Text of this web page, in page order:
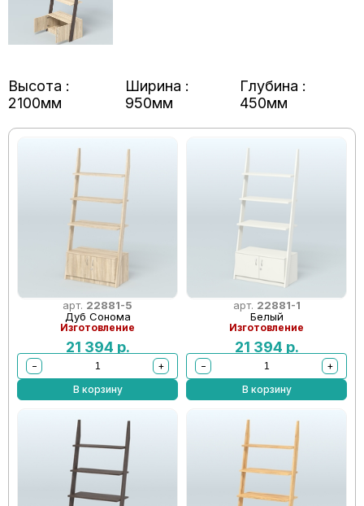
Высота :
2100мм
Ширина :
950мм
Глубина :
450мм
арт. 22881-5
Дуб Сонома
Изготовление
21 394 р.
−
+
В корзину
арт. 22881-1
Белый
Изготовление
21 394 р.
−
+
В корзину